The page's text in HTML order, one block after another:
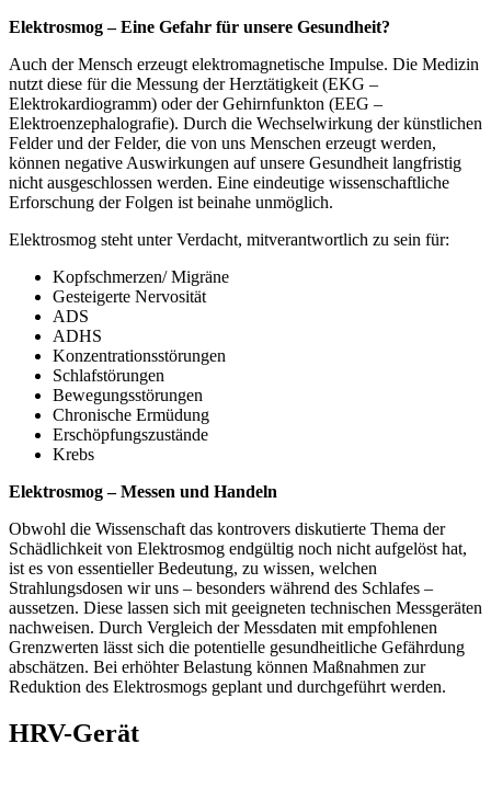
Elektrosmog – Eine Gefahr für unsere Gesundheit?
Auch der Mensch erzeugt elektromagnetische Impulse. Die Medizin
nutzt diese für die Messung der Herztätigkeit (EKG –
Elektrokardiogramm) oder der Gehirnfunkton (EEG –
Elektroenzephalografie). Durch die Wechselwirkung der künstlichen
Felder und der Felder, die von uns Menschen erzeugt werden,
können negative Auswirkungen auf unsere Gesundheit langfristig
nicht ausgeschlossen werden. Eine eindeutige wissenschaftliche
Erforschung der Folgen ist beinahe unmöglich.
Elektrosmog steht unter Verdacht, mitverantwortlich zu sein für:
Kopfschmerzen/ Migräne
Gesteigerte Nervosität
ADS
ADHS
Konzentrationsstörungen
Schlafstörungen
Bewegungsstörungen
Chronische Ermüdung
Erschöpfungszustände
Krebs
Elektrosmog – Messen und Handeln
Obwohl die Wissenschaft das kontrovers diskutierte Thema der
Schädlichkeit von Elektrosmog endgültig noch nicht aufgelöst hat,
ist es von essentieller Bedeutung, zu wissen, welchen
Strahlungsdosen wir uns – besonders während des Schlafes –
aussetzen. Diese lassen sich mit geeigneten technischen Messgeräten
nachweisen. Durch Vergleich der Messdaten mit empfohlenen
Grenzwerten lässt sich die potentielle gesundheitliche Gefährdung
abschätzen. Bei erhöhter Belastung können Maßnahmen zur
Reduktion des Elektrosmogs geplant und durchgeführt werden.
HRV-Gerät